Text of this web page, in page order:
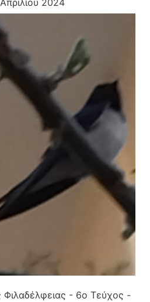
2024
Φιλαδέλφειας - 6ο Τεύχος -